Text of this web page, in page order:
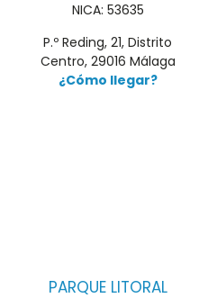
NICA: 53635
P.º Reding, 21, Distrito
Centro, 29016 Málaga
¿Cómo llegar?
PARQUE LITORAL